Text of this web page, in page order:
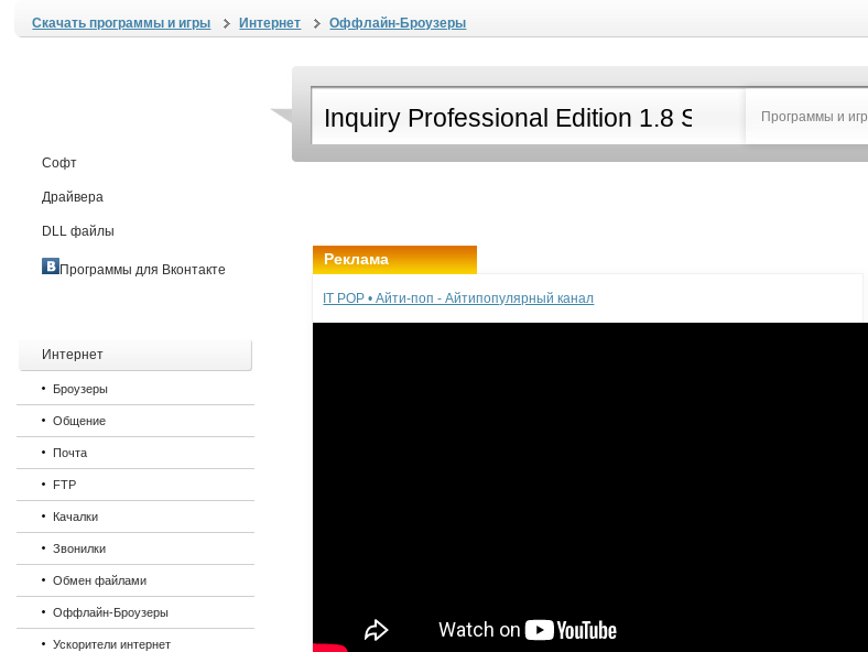
Скачать программы и игры Интернет Оффлайн-Броузеры
Программы и
Софт
Драйвера
DLL файлы
Программы для Вконтакте
Интернет
Броузеры
Общение
Почта
FTP
Качалки
Звонилки
Обмен файлами
Оффлайн-Броузеры
Ускорители интернет
Реклама
IT POP • Айти-поп - Айтипопулярный канал